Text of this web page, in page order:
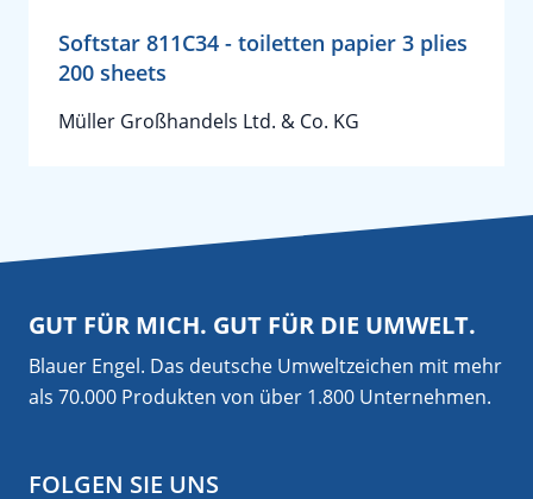
Softstar 811C34 - toiletten papier 3 plies
200 sheets
Müller Großhandels Ltd. & Co. KG
GUT FÜR MICH. GUT FÜR DIE UMWELT.
Blauer Engel. Das deutsche Umweltzeichen mit mehr
als 70.000 Produkten von über 1.800 Unternehmen.
FOLGEN SIE UNS